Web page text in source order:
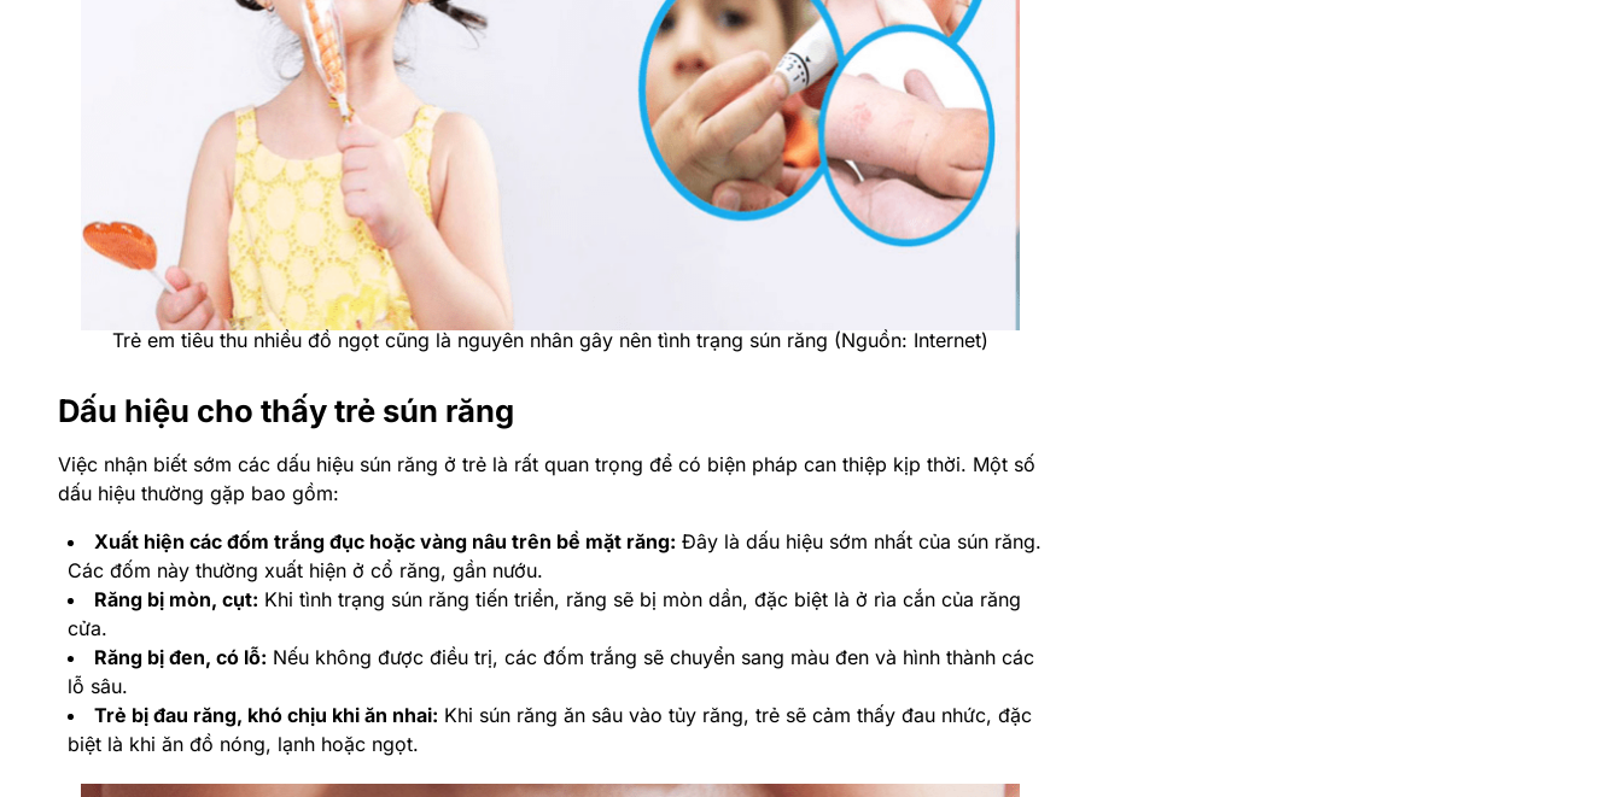
Trẻ em tiêu thu nhiều đồ ngọt cũng là nguyên nhân gây nên tình trạng sún răng (Nguồn: Internet)
Dấu hiệu cho thấy trẻ sún răng
Việc nhận biết sớm các dấu hiệu sún răng ở trẻ là rất quan trọng để có biện pháp can thiệp kịp thời. Một số
dấu hiệu thường gặp bao gồm:
Xuất hiện các đốm trắng đục hoặc vàng nâu trên bề mặt răng: Đây là dấu hiệu sớm nhất của sún răng.
Các đốm này thường xuất hiện ở cổ răng, gần nướu.
Răng bị mòn, cụt: Khi tình trạng sún răng tiến triển, răng sẽ bị mòn dần, đặc biệt là ở rìa cắn của răng
cửa.
Răng bị đen, có lỗ: Nếu không được điều trị, các đốm trắng sẽ chuyển sang màu đen và hình thành các
lỗ sâu.
Trẻ bị đau răng, khó chịu khi ăn nhai: Khi sún răng ăn sâu vào tủy răng, trẻ sẽ cảm thấy đau nhức, đặc
biệt là khi ăn đồ nóng, lạnh hoặc ngọt.